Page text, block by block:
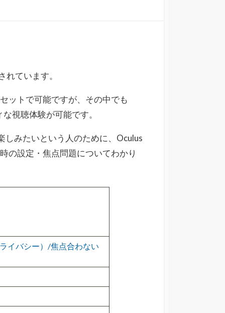
ています。
ットで可能ですが、その中でも
視聴体験が可能です。
みたいという人のために、Oculus
の設定・焦点問題についてわかり
イバシー）/焦点合わない